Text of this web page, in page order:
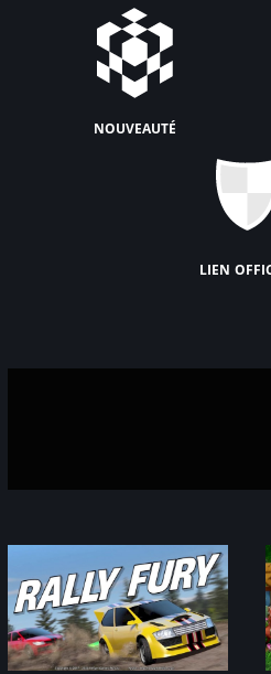
nouveauté
lien